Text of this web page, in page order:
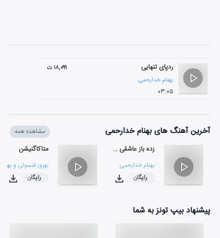
ردپای تنهایی
بهنام خدارحمی
۰۳:۰۵
۱۸,۰۹۹ ت
آخرین آهنگ های بهنام خدارحمی مشاهده همه
زده باز عاشقی به سرم
بهنام خدارحمی
۰۲:۵۸رایگان
متاکاگنیشن
بهروز قنسولی و
۰۳:۲۴
رایگان
پیشنهاد بیپ تونز به شما